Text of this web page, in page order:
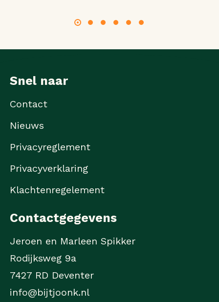
Snel naar
Contact
Nieuws
Privacyreglement
Privacyverklaring
Klachtenregelement
Contactgegevens
Jeroen en Marleen Spikker
Rodijksweg 9a
7427 RD Deventer
info@bijtjoonk.nl